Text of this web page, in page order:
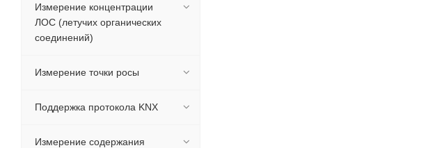
Измерение концентрации
ЛОС (летучих органических
соединений)
Измерение точки росы
Поддержка протокола KNX
Измерение содержания